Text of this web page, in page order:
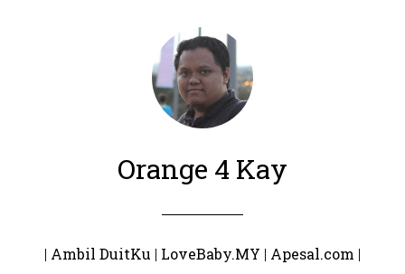
Orange 4 Kay
| Ambil DuitKu | LoveBaby.MY | Apesal.com |